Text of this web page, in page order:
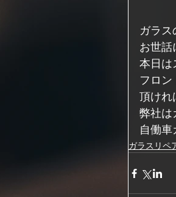
ガラス
お世話
本日は
フロン
頂けれ
弊社は
自働車
ガラスリペ